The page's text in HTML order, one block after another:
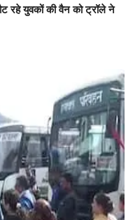
रहे युवकों की वैन को ट्रॉले ने